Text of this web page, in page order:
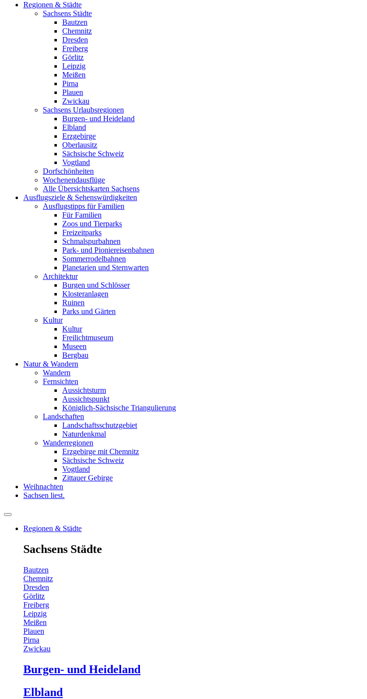
Regionen & Städte
Sachsens Städte
Bautzen
Chemnitz
Dresden
Freiberg
Görlitz
Leipzig
Meißen
Pirna
Plauen
Zwickau
Sachsens Urlaubsregionen
Burgen- und Heideland
Elbland
Erzgebirge
Oberlausitz
Sächsische Schweiz
Vogtland
Dorfschönheiten
Wochenendausflüge
Alle Übersichtskarten Sachsens
Ausflugsziele & Sehenswürdigkeiten
Ausflugstipps für Familien
Für Familien
Zoos und Tierparks
Freizeitparks
Schmalspurbahnen
Park- und Pioniereisenbahnen
Sommerrodelbahnen
Planetarien und Sternwarten
Architektur
Burgen und Schlösser
Klosteranlagen
Ruinen
Parks und Gärten
Kultur
Kultur
Freilichtmuseum
Museen
Bergbau
Natur & Wandern
Wandern
Fernsichten
Aussichtsturm
Aussichtspunkt
Königlich-Sächsische Triangulierung
Landschaften
Landschaftsschutzgebiet
Naturdenkmal
Wanderregionen
Erzgebirge mit Chemnitz
Sächsische Schweiz
Vogtland
Zittauer Gebirge
Weihnachten
Sachsen liest.
Regionen & Städte
Sachsens Städte
Bautzen
Chemnitz
Dresden
Görlitz
Freiberg
Leipzig
Meißen
Plauen
Pirna
Zwickau
Burgen- und Heideland
Elbland